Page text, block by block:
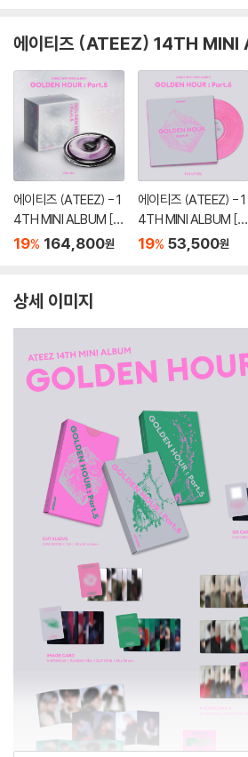
에이티즈 (ATEEZ) - 1
4TH MINI ALBUM [G
OLDEN HOUR : Part.
19% 164,800원
에이티즈 (ATEEZ) - 1
4TH MINI ALBUM [G
OLDEN HOUR : Part.
19% 53,500원
상세 이미지